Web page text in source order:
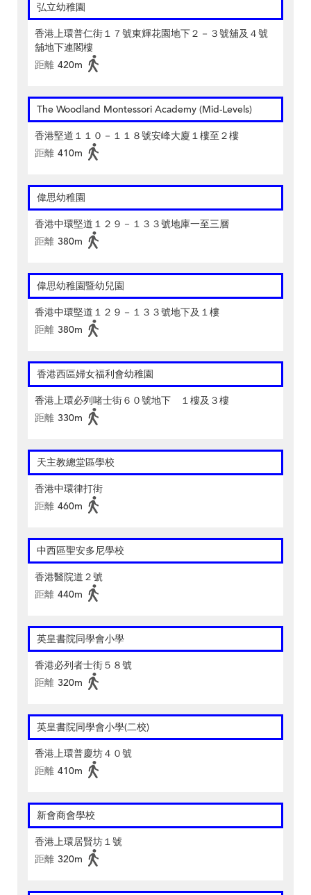
弘立幼稚園
香港上環普仁街１７號東輝花園地下２－３號舖及４號
舖地下連閣樓
距離 420m
The Woodland Montessori Academy (Mid-Levels)
香港堅道１１０－１１８號安峰大廈１樓至２樓
距離 410m
偉思幼稚園
香港中環堅道１２９－１３３號地庫一至三層
距離 380m
偉思幼稚園暨幼兒園
香港中環堅道１２９－１３３號地下及１樓
距離 380m
香港西區婦女福利會幼稚園
香港上環必列啫士街６０號地下 １樓及３樓
距離 330m
天主教總堂區學校
香港中環律打街
距離 460m
中西區聖安多尼學校
香港醫院道２號
距離 440m
英皇書院同學會小學
香港必列者士街５８號
距離 320m
英皇書院同學會小學(二校)
香港上環普慶坊４０號
距離 410m
新會商會學校
香港上環居賢坊１號
距離 320m